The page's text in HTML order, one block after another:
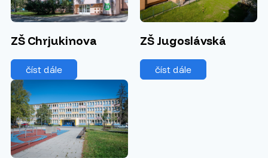
ZŠ Chrjukinova
číst dále
ZŠ Jugoslávská
číst dále